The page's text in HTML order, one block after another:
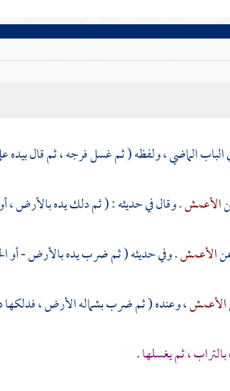
الماضي ، ولفظه ( ثم غسل فرجه ، ثم قال
الأعمش. وقال في حديثه : ( ثم دلك يده بالأرض ،
الأعمش. وفي حديثه ( ثم ضرب يده بالأرض - أو
الأعمش، وعنده ( ثم ضرب بشماله الأرض ، فدلكها
، ثم يغسلها.